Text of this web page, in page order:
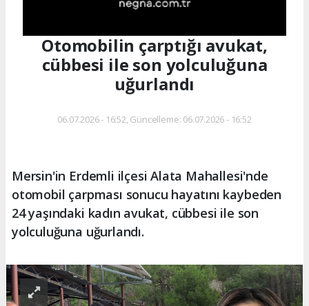
Otomobilin çarptığı avukat,
cübbesi ile son yolculuğuna
uğurlandı
06.07.2026 - 16:52, Güncelleme: 06.07.2026 - 16:52
Mersin'in Erdemli ilçesi Alata Mahallesi'nde
otomobil çarpması sonucu hayatını kaybeden
24 yaşındaki kadın avukat, cübbesi ile son
yolculuğuna uğurlandı.